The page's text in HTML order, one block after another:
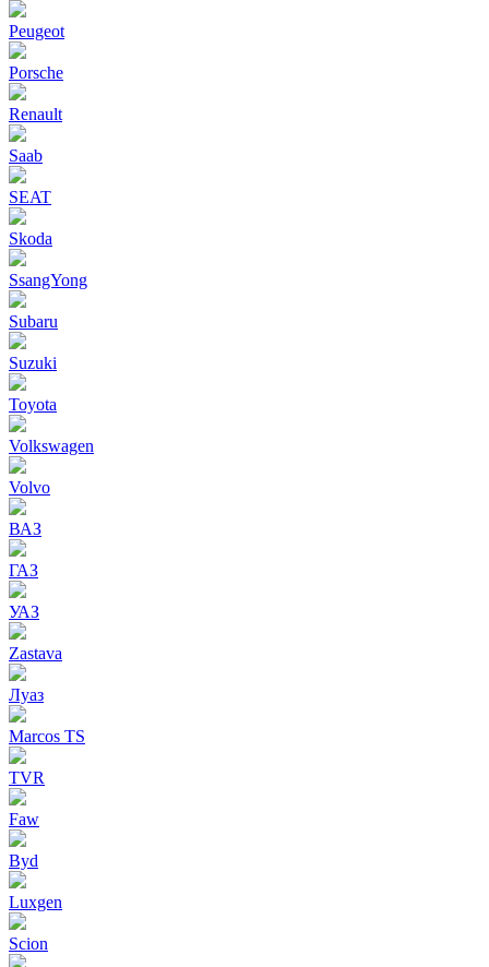
Peugeot
Porsche
Renault
Saab
SEAT
Skoda
SsangYong
Subaru
Suzuki
Toyota
Volkswagen
Volvo
ВАЗ
ГАЗ
УАЗ
Zastava
Луаз
Marcos TS
TVR
Faw
Byd
Luxgen
Scion